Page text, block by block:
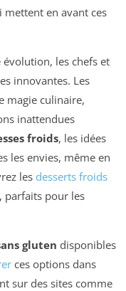
mettent en avant ces
les chefs et
innovantes. Les
magie culinaire,
inattendues
froids, les idées
les envies, même en
les desserts froids
parfaits pour les
gluten disponibles
ces options dans
sur des sites comme